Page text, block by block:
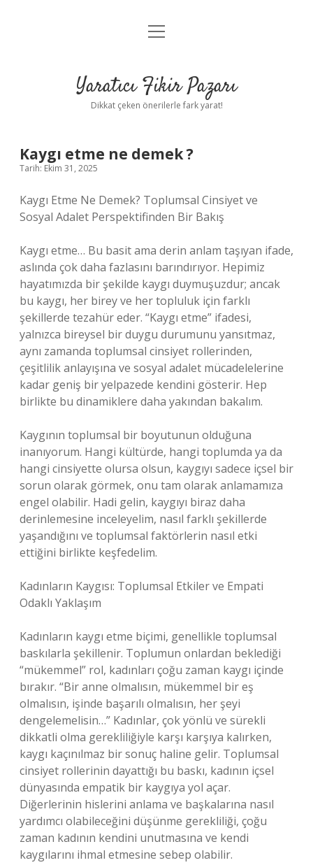
Anasayfa
Yasal Uyarı
menüyü
Yaratıcı Fikir Pazarı
Dikkat çeken önerilerle fark yarat!
Kaygı etme ne demek ?
Tarih: Ekim 31, 2025
Kaygı Etme Ne Demek? Toplumsal Cinsiyet ve
Sosyal Adalet Perspektifinden Bir Bakış
Kaygı etme… Bu basit ama derin anlam taşıyan ifade,
aslında çok daha fazlasını barındırıyor. Hepimiz
hayatımızda bir şekilde kaygı duymuşuzdur; ancak
bu kaygı, her birey ve her topluluk için farklı
şekillerde tezahür eder. “Kaygı etme” ifadesi,
yalnızca bireysel bir duygu durumunu yansıtmaz,
aynı zamanda toplumsal cinsiyet rollerinden,
çeşitlilik anlayışına ve sosyal adalet mücadelelerine
kadar geniş bir yelpazede kendini gösterir. Hep
birlikte bu dinamiklere daha yakından bakalım.
Kaygının toplumsal bir boyutunun olduğuna
inanıyorum. Hangi kültürde, hangi toplumda ya da
hangi cinsiyette olursa olsun, kaygıyı sadece içsel bir
sorun olarak görmek, onu tam olarak anlamamıza
engel olabilir. Hadi gelin, kaygıyı biraz daha
derinlemesine inceleyelim, nasıl farklı şekillerde
yaşandığını ve toplumsal faktörlerin nasıl etki
ettiğini birlikte keşfedelim.
Kadınların Kaygısı: Toplumsal Etkiler ve Empati
Odaklı Yaklaşım
Kadınların kaygı etme biçimi, genellikle toplumsal
baskılarla şekillenir. Toplumun onlardan beklediği
“mükemmel” rol, kadınları çoğu zaman kaygı içinde
bırakır. “Bir anne olmalısın, mükemmel bir eş
olmalısın, işinde başarılı olmalısın, her şeyi
dengelemelisin…” Kadınlar, çok yönlü ve sürekli
dikkatli olma gerekliliğiyle karşı karşıya kalırken,
kaygı kaçınılmaz bir sonuç haline gelir. Toplumsal
cinsiyet rollerinin dayattığı bu baskı, kadının içsel
dünyasında empatik bir kaygıya yol açar.
Diğerlerinin hislerini anlama ve başkalarına nasıl
yardımcı olabileceğini düşünme gerekliliği, çoğu
zaman kadının kendini unutmasına ve kendi
kaygılarını ihmal etmesine sebep olabilir.